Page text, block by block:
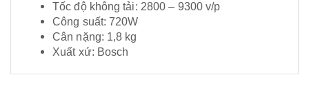
Tốc độ không tải: 2800 – 9300 v/p
Công suất: 720W
Cân nặng: 1,8 kg
Xuất xứ: Bosch